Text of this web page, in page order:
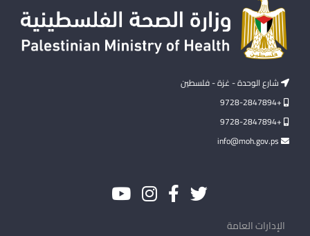
شارع الوحدة - غزة - فلسطين
+9728-2847894
+9728-2847894
الإدارات العامة